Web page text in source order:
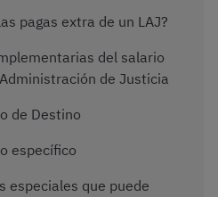
pagas extra de un LAJ?
del salario
de Justicia
de Destino
específico
especiales que puede